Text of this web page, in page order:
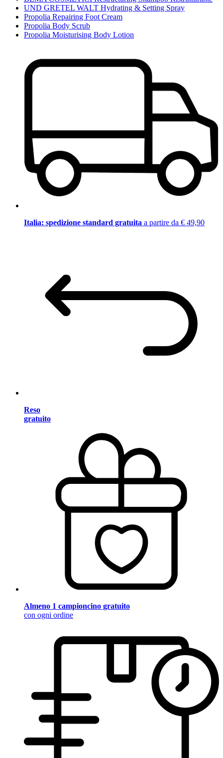
UND GRETEL WALT Hydrating & Setting Spray
Propolia Repairing Foot Cream
Propolia Body Scrub
Propolia Moisturising Body Lotion
Italia: spedizione standard gratuita a partire da € 49,90
Reso
gratuito
Almeno 1 campioncino gratuito
con ogni ordine